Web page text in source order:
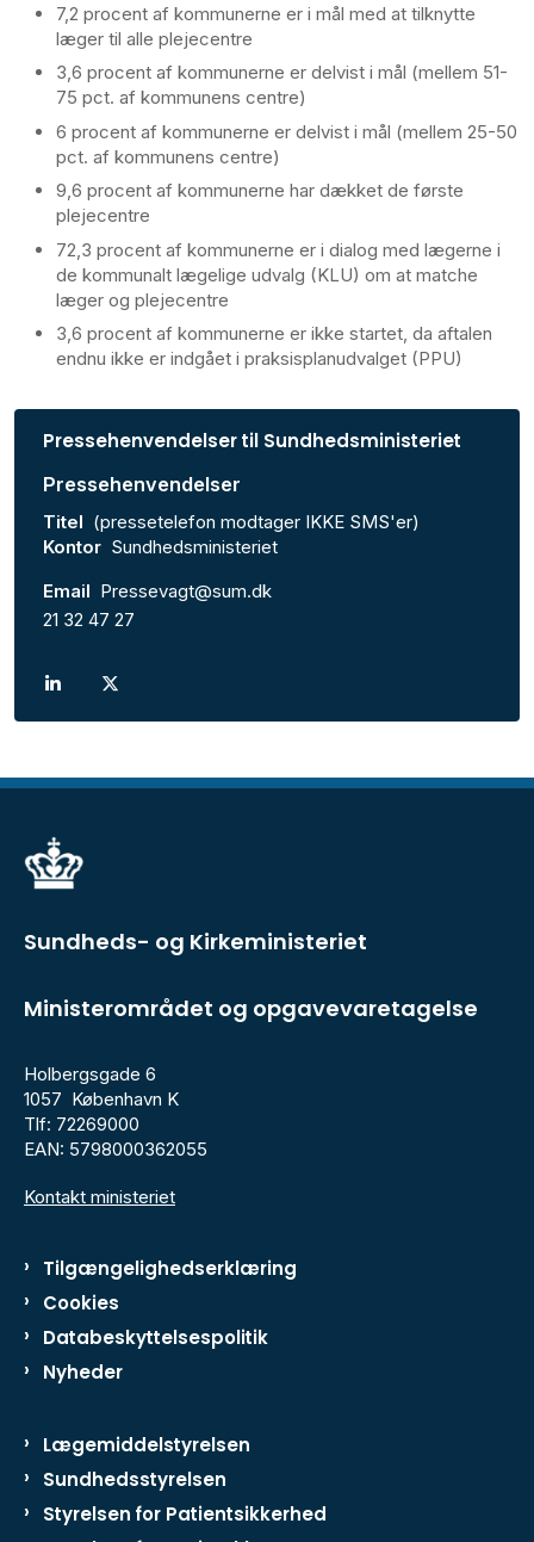
7,2 procent af kommunerne er i mål med at tilknytte
læger til alle plejecentre
3,6 procent af kommunerne er delvist i mål (mellem 51-
75 pct. af kommunens centre)
6 procent af kommunerne er delvist i mål (mellem 25-50
pct. af kommunens centre)
9,6 procent af kommunerne har dækket de første
plejecentre
72,3 procent af kommunerne er i dialog med lægerne i
de kommunalt lægelige udvalg (KLU) om at matche
læger og plejecentre
3,6 procent af kommunerne er ikke startet, da aftalen
endnu ikke er indgået i praksisplanudvalget (PPU)
Pressehenvendelser til Sundhedsministeriet
Pressehenvendelser
Titel (pressetelefon modtager IKKE SMS'er)
Kontor Sundhedsministeriet
Email Pressevagt@sum.dk
21 32 47 27
Sundheds- og Kirkeministeriet
Ministerområdet og opgavevaretagelse
Holbergsgade 6
1057 København K
Tlf: 72269000
EAN: 5798000362055
Kontakt ministeriet
Tilgængelighedserklæring
Cookies
Databeskyttelsespolitik
Nyheder
Lægemiddelstyrelsen
Sundhedsstyrelsen
Styrelsen for Patientsikkerhed